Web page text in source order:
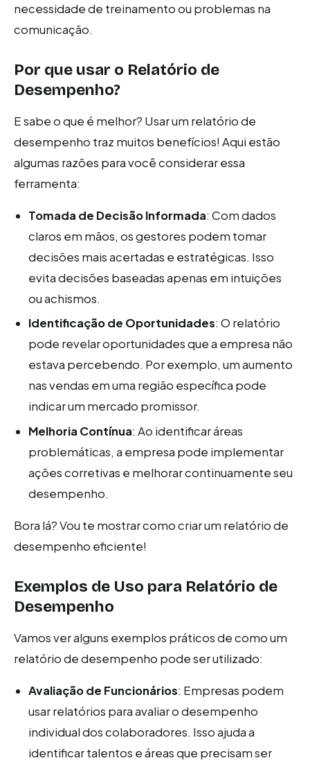
necessidade de treinamento ou problemas na
comunicação.
Por que usar o Relatório de
Desempenho?
E sabe o que é melhor? Usar um relatório de
desempenho traz muitos benefícios! Aqui estão
algumas razões para você considerar essa
ferramenta:
Tomada de Decisão Informada: Com dados
claros em mãos, os gestores podem tomar
decisões mais acertadas e estratégicas. Isso
evita decisões baseadas apenas em intuições
ou achismos.
Identificação de Oportunidades: O relatório
pode revelar oportunidades que a empresa não
estava percebendo. Por exemplo, um aumento
nas vendas em uma região específica pode
indicar um mercado promissor.
Melhoria Contínua: Ao identificar áreas
problemáticas, a empresa pode implementar
ações corretivas e melhorar continuamente seu
desempenho.
Bora lá? Vou te mostrar como criar um relatório de
desempenho eficiente!
Exemplos de Uso para Relatório de
Desempenho
Vamos ver alguns exemplos práticos de como um
relatório de desempenho pode ser utilizado:
Avaliação de Funcionários: Empresas podem
usar relatórios para avaliar o desempenho
individual dos colaboradores. Isso ajuda a
identificar talentos e áreas que precisam ser